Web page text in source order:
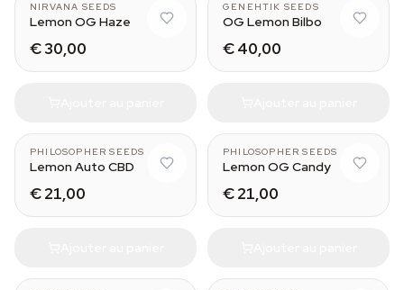
NIRVANA SEEDS
Lemon OG Haze
€ 30,00
GENEHTIK SEEDS
OG Lemon Bilbo
€ 40,00
PHILOSOPHER SEEDS
Lemon Auto CBD
€ 21,00
PHILOSOPHER SEEDS
Lemon OG Candy
€ 21,00